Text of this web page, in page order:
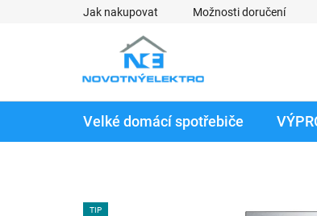
Jak nakupovat Možnosti doručení
Velké domácí spotřebiče
TIP